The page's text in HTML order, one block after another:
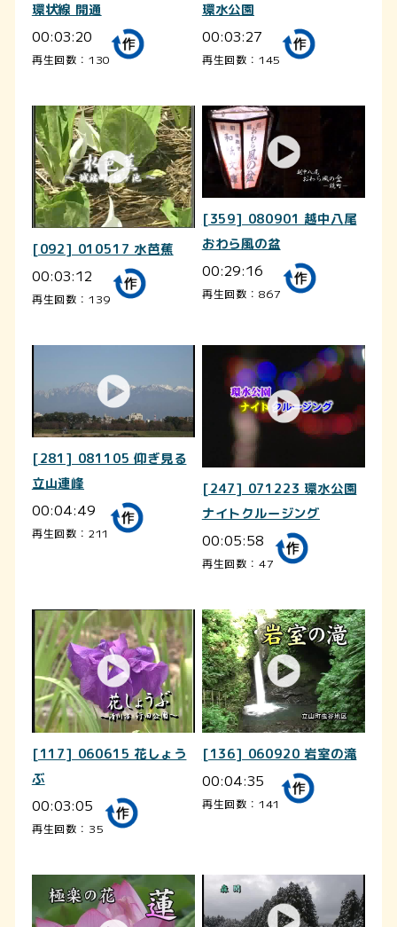
環状線 開通
00:03:20
再生回数：130
環水公園
00:03:27
再生回数：145
[092] 010517 水芭蕉
00:03:12
再生回数：139
[359] 080901 越中八尾
おわら風の盆
00:29:16
再生回数：867
[281] 081105 仰ぎ見る
立山連峰
00:04:49
再生回数：211
[247] 071223 環水公園
ナイトクルージング
00:05:58
再生回数：47
[117] 060615 花しょう
ぶ
00:03:05
再生回数：35
[136] 060920 岩室の滝
00:04:35
再生回数：141